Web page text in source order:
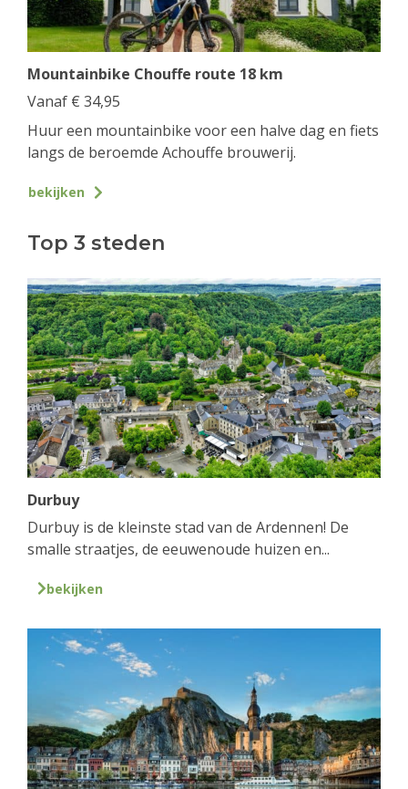
Mountainbike Chouffe route 18 km
Vanaf € 34,95
Huur een mountainbike voor een halve dag en fiets
langs de beroemde Achouffe brouwerij.
bekijken
Top 3 steden
Durbuy
Durbuy is de kleinste stad van de Ardennen! De
smalle straatjes, de eeuwenoude huizen en...
bekijken